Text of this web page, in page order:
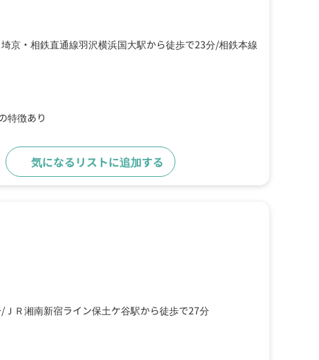
埼京・相鉄直通線羽沢横浜国大駅から徒歩で23分 相鉄本線
特徴あり
気になるリストに追加する
ＪＲ湘南新宿ライン保土ケ谷駅から徒歩で27分